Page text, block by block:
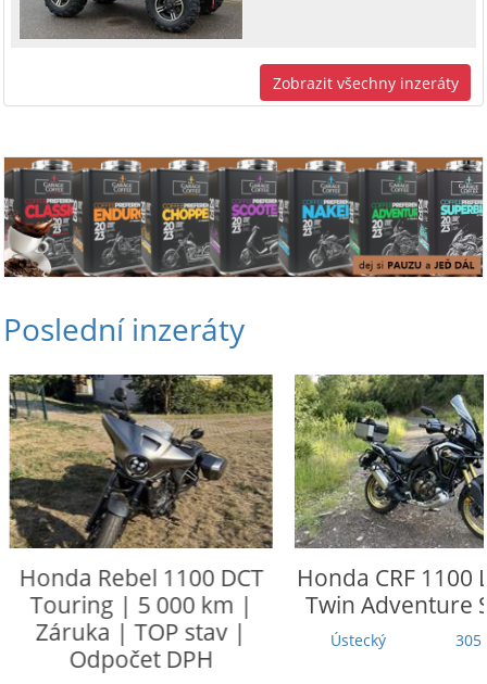
Zobrazit všechny inzeráty
Poslední inzeráty
Honda Rebel 1100 DCT
Touring | 5 000 km |
Záruka | TOP stav |
Odpočet DPH
Honda CRF 1100
Twin Adventure
Ústecký 305